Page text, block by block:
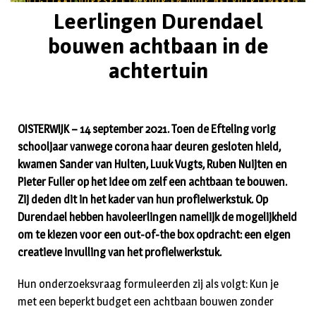
Leerlingen Durendael
bouwen achtbaan in de
achtertuin
OISTERWIJK – 14 september 2021. Toen de Efteling vorig
schooljaar vanwege corona haar deuren gesloten hield,
kwamen Sander van Hulten, Luuk Vugts, Ruben Nuijten en
Pieter Fuller op het idee om zelf een achtbaan te bouwen.
Zij deden dit in het kader van hun profielwerkstuk. Op
Durendael hebben havoleerlingen namelijk de mogelijkheid
om te kiezen voor een out-of-the box opdracht: een eigen
creatieve invulling van het profielwerkstuk.
Hun onderzoeksvraag formuleerden zij als volgt: Kun je
met een beperkt budget een achtbaan bouwen zonder